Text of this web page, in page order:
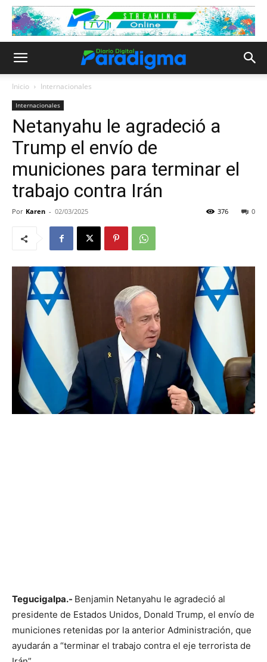
Inicio Internacionales
Internacionales
Netanyahu le agradeció a
Trump el envío de
municiones para terminar el
trabajo contra Irán
Por Karen - 02/03/2025 0
376
Tegucigalpa.- Benjamin Netanyahu le agradeció al
presidente de Estados Unidos, Donald Trump, el envío de
municiones retenidas por la anterior Administración, que
ayudarán a “terminar el trabajo contra el eje terrorista de